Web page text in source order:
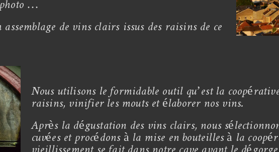
…
de vins clairs issus des raisins de ce
Nous utilisons le formidable outil qu’est la
raisins, vinifier les mouts et élaborer nos vins.
Après la dégustation des vins clairs, nous
cuvées et procédons à la mise en bouteilles à la